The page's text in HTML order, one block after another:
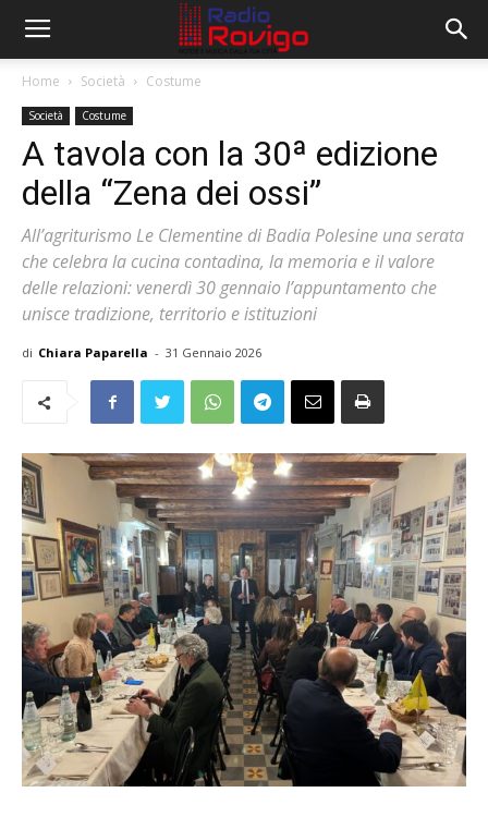
Home Società Costume
Società Costume
A tavola con la 30ª edizione
della “Zena dei ossi”
All’agriturismo Le Clementine di Badia Polesine una serata
che celebra la cucina contadina, la memoria e il valore
delle relazioni: venerdì 30 gennaio l’appuntamento che
unisce tradizione, territorio e istituzioni
di Chiara Paparella - 31 Gennaio 2026